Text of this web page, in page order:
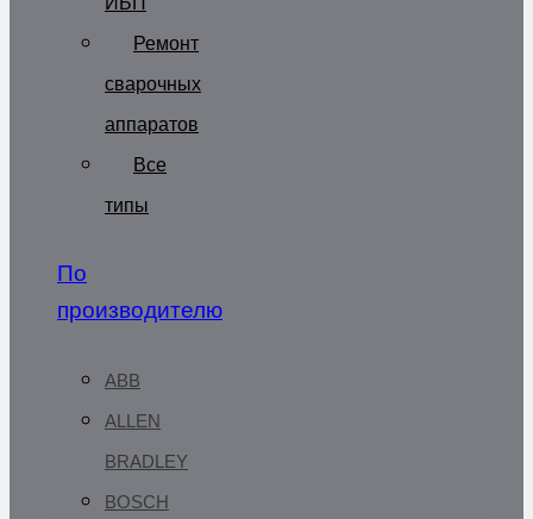
Ремонт
сварочных
аппаратов
Все
типы
По
производителю
ABB
ALLEN
BRADLEY
BOSCH